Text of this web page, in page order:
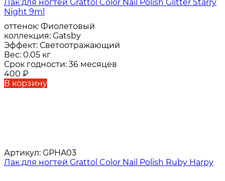
Лак для ногтей Grattol Color Nail Polish Glitter Starry
Night 9ml
оттенок: Фиолетовый
коллекция: Gatsby
Эффект: Светоотражающий
Вес: 0.05 кг
Срок годности: 36 месяцев
400 ₽
В корзину
Артикул: GPHA03
Лак для ногтей Grattol Color Nail Polish Ruby Harpy